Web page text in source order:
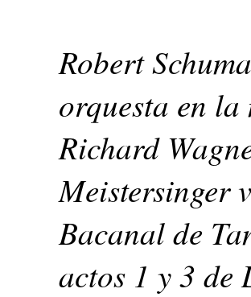
Robert
orquesta en
Richard
Meistersinger
Bacanal de
actos 1 y 3 de